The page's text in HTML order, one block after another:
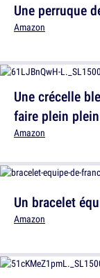
Un bracelet
Amazon
Une perruque
Amazon
Une crécelle
faire plein
Amazon